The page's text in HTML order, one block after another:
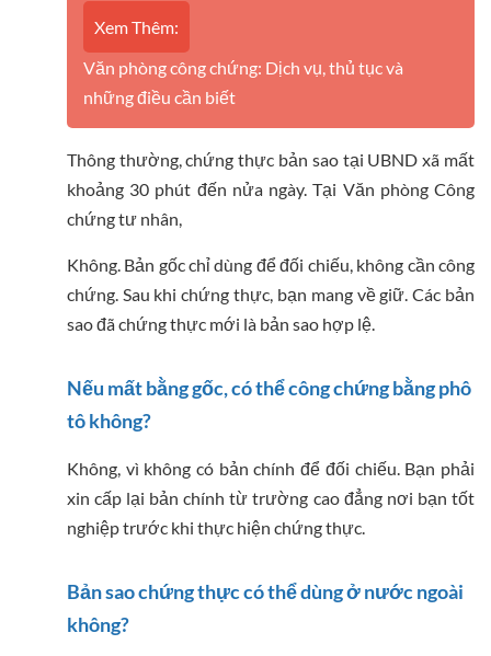
Xem Thêm:
Văn phòng công chứng: Dịch vụ, thủ tục và
những điều cần biết
Thông thường, chứng thực bản sao tại UBND xã mất
khoảng 30 phút đến nửa ngày. Tại Văn phòng Công
chứng tư nhân,
Không. Bản gốc chỉ dùng để đối chiếu, không cần công
chứng. Sau khi chứng thực, bạn mang về giữ. Các bản
sao đã chứng thực mới là bản sao hợp lệ.
Nếu mất bằng gốc, có thể công chứng bằng phô
tô không?
Không, vì không có bản chính để đối chiếu. Bạn phải
xin cấp lại bản chính từ trường cao đẳng nơi bạn tốt
nghiệp trước khi thực hiện chứng thực.
Bản sao chứng thực có thể dùng ở nước ngoài
không?